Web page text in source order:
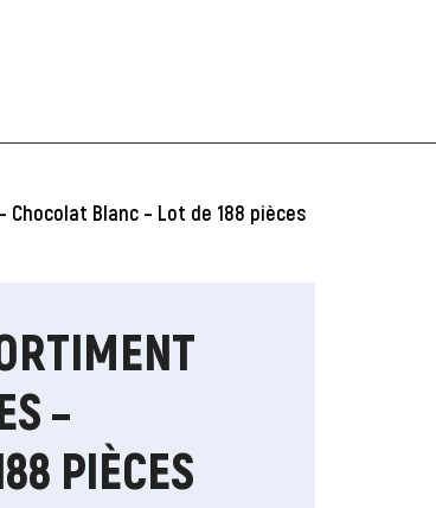
Blanc – Lot de 188 pièces
–
PIÈCES